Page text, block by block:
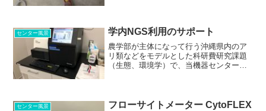
来ます。レンチなしでも...
センター風景 学内NGS利用のサポート
農学部が主体になって行う沖縄県内のア
リ類などをモデルとした科研費研究課題
（生態、環境学）で、当機器センターに
実証研究（琉球大学、...
センター風景
フローサイトメーター CytoFLEX